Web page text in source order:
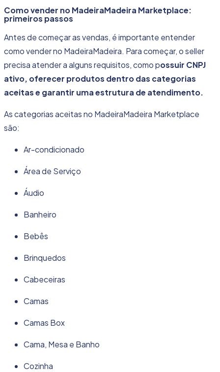
Como vender no MadeiraMadeira Marketplace:
primeiros passos
Antes de começar as vendas, é importante entender
como vender no MadeiraMadeira. Para começar, o seller
precisa atender a alguns requisitos, como possuir CNPJ
ativo, oferecer produtos dentro das categorias
aceitas e garantir uma estrutura de atendimento.
As categorias aceitas no MadeiraMadeira Marketplace
são:
Ar-condicionado
Área de Serviço
Áudio
Banheiro
Bebês
Brinquedos
Cabeceiras
Camas
Camas Box
Cama, Mesa e Banho
Cozinha